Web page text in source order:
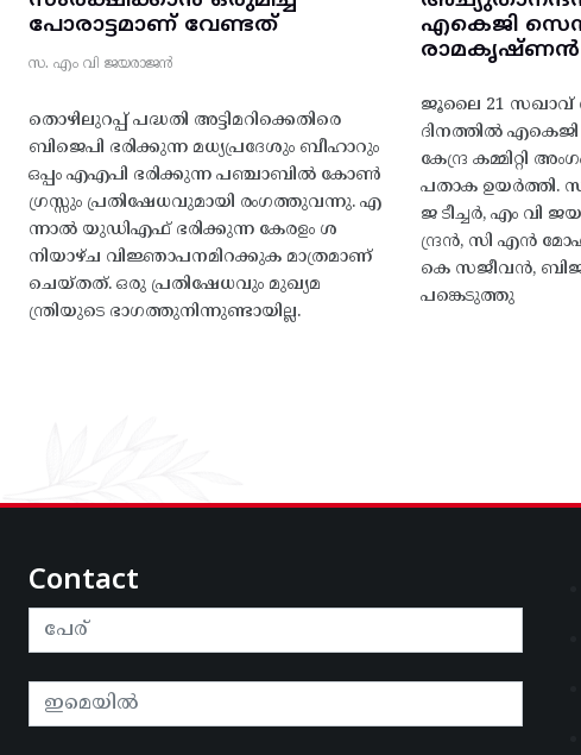
പോരാട്ടമാണ് വേണ്ടത്
സ. എം വി ജയരാജൻ
തൊഴിലുറപ്പ് പദ്ധതി അട്ടിമറിക്കെതിരെ
ബിജെപി ഭരിക്കുന്ന മധ്യപ്രദേശും ബീഹാറും
ഒപ്പം എഎപി ഭരിക്കുന്ന പഞ്ചാബിൽ കോൺ
ഗ്രസ്സും പ്രതിഷേധവുമായി രംഗത്തുവന്നു. എ
ന്നാൽ യുഡിഎഫ് ഭരിക്കുന്ന കേരളം ശ
നിയാഴ്ച വിജ്ഞാപനമിറക്കുക മാത്രമാണ്
ചെയ്തത്. ഒരു പ്രതിഷേധവും മുഖ്യമ
ന്ത്രിയുടെ ഭാഗത്തുനിന്നുണ്ടായില്ല.
എകെജി
രാമകൃഷ്‌ണൻ
ജൂലൈ 21 സഖാവ്
ദിനത്തിൽ
കേന്ദ്ര കമ്മിറ്റി
പതാക ഉയർത്തി.
ജ ടീച്ചർ, എം വി
ന്ദ്രൻ, സി എൻ
കെ സജീവൻ,
പങ്കെടുത്തു
Contact